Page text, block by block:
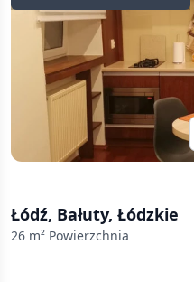
Łódź, Bałuty, Łódzkie
26 m² Powierzchnia